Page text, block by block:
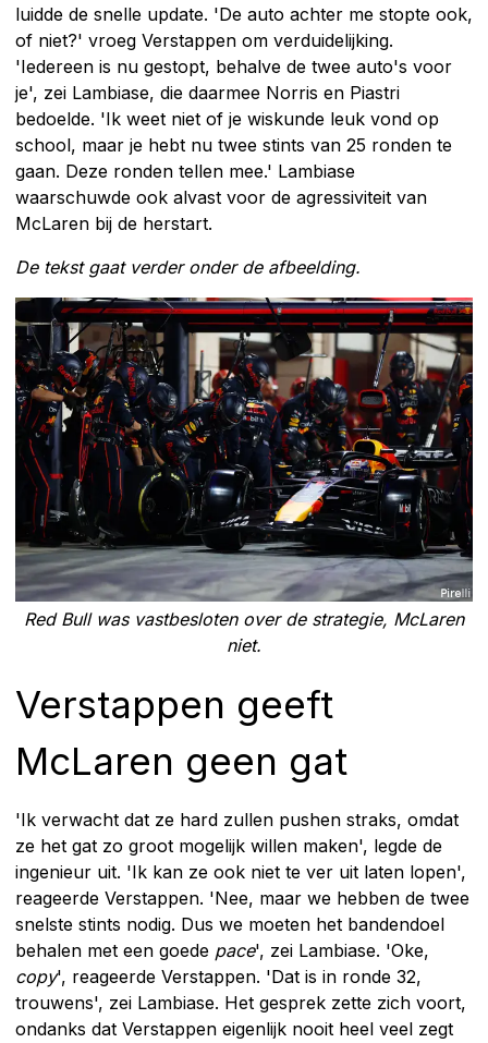
luidde de snelle update. 'De auto achter me stopte ook,
of niet?' vroeg Verstappen om verduidelijking.
'Iedereen is nu gestopt, behalve de twee auto's voor
je', zei Lambiase, die daarmee Norris en Piastri
bedoelde. 'Ik weet niet of je wiskunde leuk vond op
school, maar je hebt nu twee stints van 25 ronden te
gaan. Deze ronden tellen mee.' Lambiase
waarschuwde ook alvast voor de agressiviteit van
McLaren bij de herstart.
De tekst gaat verder onder de afbeelding.
Red Bull was vastbesloten over de strategie, McLaren
niet.
Verstappen geeft
McLaren geen gat
'Ik verwacht dat ze hard zullen pushen straks, omdat
ze het gat zo groot mogelijk willen maken', legde de
ingenieur uit. 'Ik kan ze ook niet te ver uit laten lopen',
reageerde Verstappen. 'Nee, maar we hebben de twee
snelste stints nodig. Dus we moeten het bandendoel
behalen met een goede pace', zei Lambiase. 'Oke,
copy', reageerde Verstappen. 'Dat is in ronde 32,
trouwens', zei Lambiase. Het gesprek zette zich voort,
ondanks dat Verstappen eigenlijk nooit heel veel zegt